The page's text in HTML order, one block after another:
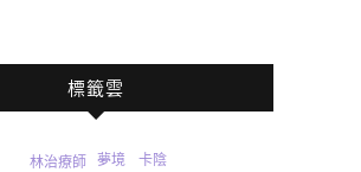
標籤雲
林治療師 夢境 卡陰